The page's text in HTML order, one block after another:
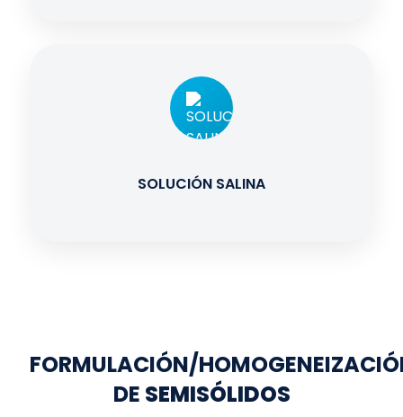
SOLUCIÓN SALINA
FORMULACIÓN/
DE SEMISÓLIDOS